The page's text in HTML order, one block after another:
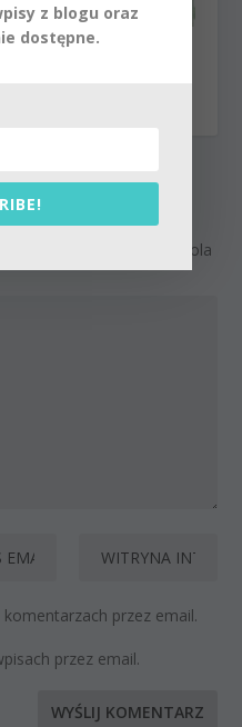
| Kartik 2024 ep.43 |
bhakti
Wymagane pola
przez email.
przez email.
z blogu oraz
dostępne.